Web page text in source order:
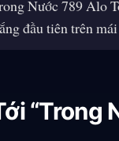
Nước 789 Alo
đầu tiên trên
“Trong